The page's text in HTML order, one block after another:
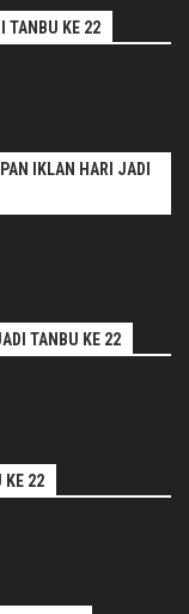
TANBU KE 22
IKLAN HARI JADI
TANBU KE 22
KE 22